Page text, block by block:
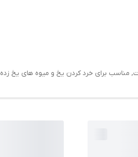
مناسب برای خرد کردن یخ و میوه های یخ زده